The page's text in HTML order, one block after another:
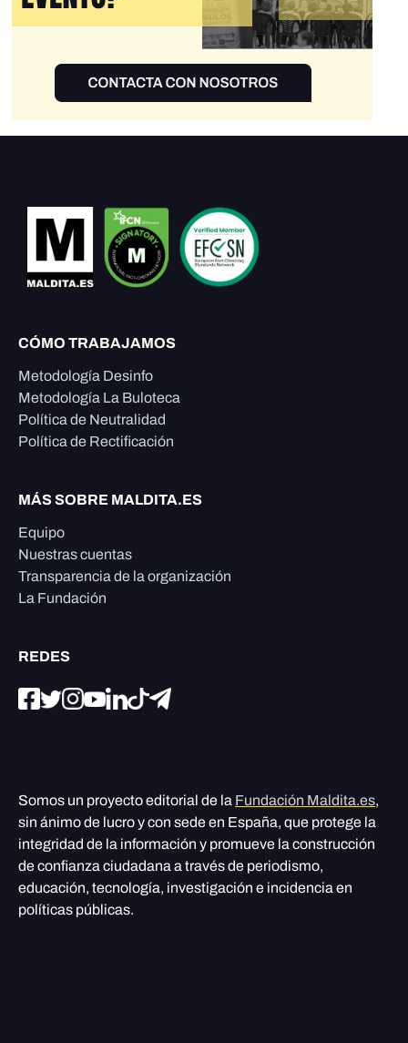
CÓMO TRABAJAMOS
Metodología Desinfo
Metodología La Buloteca
Política de Neutralidad
Política de Rectificación
MÁS SOBRE MALDITA.ES
Equipo
Nuestras cuentas
Transparencia de la organización
La Fundación
REDES
Somos un proyecto editorial de la Fundación Maldita.es,
sin ánimo de lucro y con sede en España, que protege la
integridad de la información y promueve la construcción
de confianza ciudadana a través de periodismo,
educación, tecnología, investigación e incidencia en
políticas públicas.